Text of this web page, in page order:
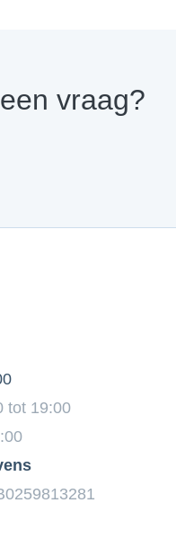
vraag?
tot 19:00